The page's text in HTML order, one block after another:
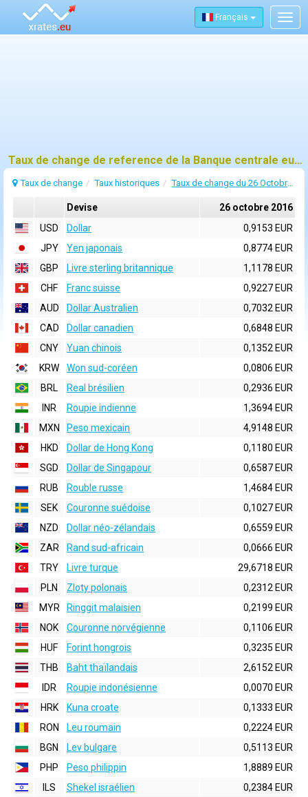
Français
Taux de change de reference de la Banque centrale europeenne (BCE) pour 26 octobre 2016
Taux de change Taux historiques Taux de change du 26 Octobre 2016
Devise
26 octobre 2016
USD
Dollar
0,9153 EUR
JPY
Yen japonais
0,8774 EUR
GBP
Livre sterling britannique
1,1178 EUR
CHF
Franc suisse
0,9227 EUR
AUD
Dollar Australien
0,7032 EUR
CAD
Dollar canadien
0,6848 EUR
CNY
Yuan chinois
0,1352 EUR
KRW
Won sud-coréen
0,0806 EUR
BRL
Real brésilien
0,2936 EUR
INR
Roupie indienne
1,3694 EUR
MXN
Peso mexicain
4,9148 EUR
HKD
Dollar de Hong Kong
0,1180 EUR
SGD
Dollar de Singapour
0,6587 EUR
RUB
Rouble russe
1,4684 EUR
SEK
Couronne suédoise
0,1027 EUR
NZD
Dollar néo-zélandais
0,6559 EUR
ZAR
Rand sud-africain
0,0666 EUR
TRY
Livre turque
29,6718 EUR
PLN
Zloty polonais
0,2312 EUR
MYR
Ringgit malaisien
0,2199 EUR
NOK
Couronne norvégienne
0,1106 EUR
HUF
Forint hongrois
0,3235 EUR
THB
Baht thaïlandais
2,6152 EUR
IDR
Roupie indonésienne
0,0070 EUR
HRK
Kuna croate
0,1333 EUR
RON
Leu roumain
0,2224 EUR
BGN
Lev bulgare
0,5113 EUR
PHP
Peso philippin
1,8889 EUR
ILS
Shekel israélien
0,2384 EUR